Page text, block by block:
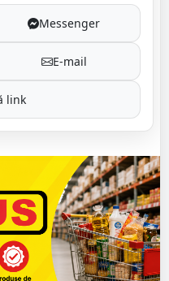
Messenger
E-mail
link